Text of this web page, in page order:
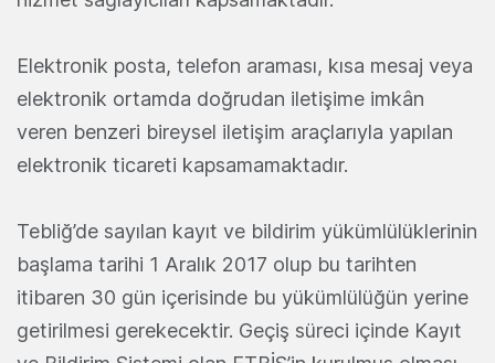
Elektronik posta, telefon araması, kısa mesaj veya
elektronik ortamda doğrudan iletişime imkân
veren benzeri bireysel iletişim araçlarıyla yapılan
elektronik ticareti kapsamamaktadır.
Tebliğ’de sayılan kayıt ve bildirim yükümlülüklerinin
başlama tarihi 1 Aralık 2017 olup bu tarihten
itibaren 30 gün içerisinde bu yükümlülüğün yerine
getirilmesi gerekecektir. Geçiş süreci içinde Kayıt